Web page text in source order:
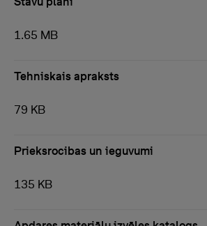
1.65 MB
Tehniskais apraksts
79 KB
Prieksrocibas un ieguvumi
135 KB